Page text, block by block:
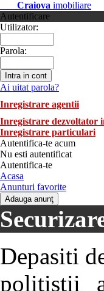
Craiova imobiliare
Autentificare
Utilizator:
Parola:
Ai uitat parola?
Inregistrare agentii
Inregistrare dezvoltator
Inregistrare particulari
Autentifica-te acum
Nu esti autentificat
Autentifica-te
Acasa
Anunturi favorite
Depasiti
politistii